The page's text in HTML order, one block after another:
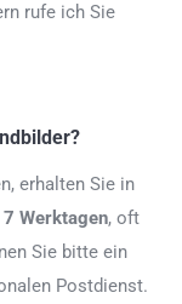
rufe ich Sie
erhalten Sie in
Werktagen, oft
Sie bitte ein
Postdienst.